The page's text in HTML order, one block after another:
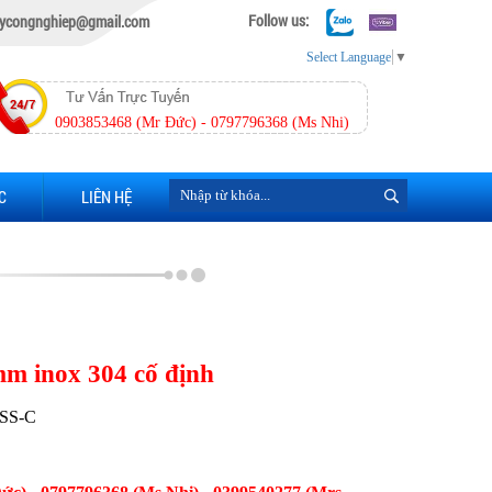
Follow us:
0903853468 (Mr Đức) - 0797796368 (Ms Nhi)
Select Language ▼
LIÊN HỆ
inox 304 cố định
C